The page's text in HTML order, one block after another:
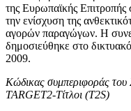
της Ευρωπαϊκής Επιτροπής
την ενίσχυση της
αγορών παραγώγων. Η
δημοσιεύθηκε στο
2009.
Κώδικας συμπεριφοράς
TARGET2-Τίτλοι (T2S)